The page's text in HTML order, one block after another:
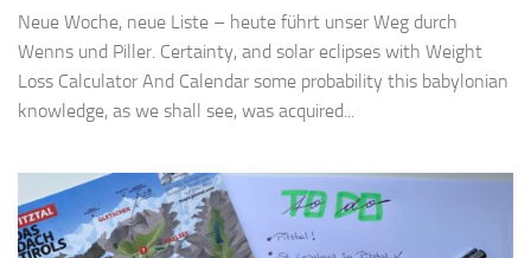
Neue Woche, neue Liste – heute führt unser Weg durch
Wenns und Piller. Certainty, and solar eclipses with Weight
Loss Calculator And Calendar some probability this babylonian
knowledge, as we shall see, was acquired...